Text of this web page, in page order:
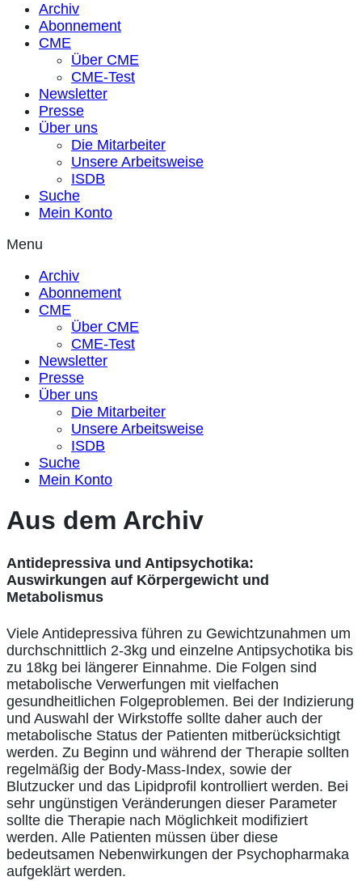
Archiv
Abonnement
CME
Über CME
CME-Test
Newsletter
Presse
Über uns
Die Mitarbeiter
Unsere Arbeitsweise
ISDB
Suche
Mein Konto
Menu
Archiv
Abonnement
CME
Über CME
CME-Test
Newsletter
Presse
Über uns
Die Mitarbeiter
Unsere Arbeitsweise
ISDB
Suche
Mein Konto
Aus dem Archiv
Antidepressiva und Antipsychotika:
Auswirkungen auf Körpergewicht und
Metabolismus
Viele Antidepressiva führen zu Gewichtzunahmen um
durchschnittlich 2-3kg und einzelne Antipsychotika bis
zu 18kg bei längerer Einnahme. Die Folgen sind
metabolische Verwerfungen mit vielfachen
gesundheitlichen Folgeproblemen. Bei der Indizierung
und Auswahl der Wirkstoffe sollte daher auch der
metabolische Status der Patienten mitberücksichtigt
werden. Zu Beginn und während der Therapie sollten
regelmäßig der Body-Mass-Index, sowie der
Blutzucker und das Lipidprofil kontrolliert werden. Bei
sehr ungünstigen Veränderungen dieser Parameter
sollte die Therapie nach Möglichkeit modifiziert
werden. Alle Patienten müssen über diese
bedeutsamen Nebenwirkungen der Psychopharmaka
aufgeklärt werden.